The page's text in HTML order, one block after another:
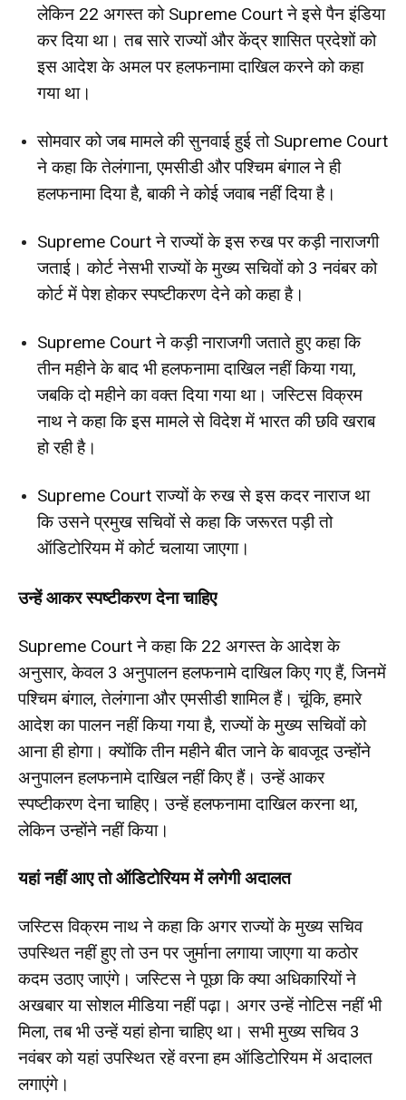
लेकिन 22 अगस्त को Supreme Court ने इसे पैन इंडिया
कर दिया था। तब सारे राज्यों और केंद्र शासित प्रदेशों को
इस आदेश के अमल पर हलफनामा दाखिल करने को कहा
गया था।
सोमवार को जब मामले की सुनवाई हुई तो Supreme Court
ने कहा कि तेलंगाना, एमसीडी और पश्चिम बंगाल ने ही
हलफनामा दिया है, बाकी ने कोई जवाब नहीं दिया है।
Supreme Court ने राज्यों के इस रुख पर कड़ी नाराजगी
जताई। कोर्ट नेसभी राज्यों के मुख्य सचिवों को 3 नवंबर को
कोर्ट में पेश होकर स्पष्टीकरण देने को कहा है।
Supreme Court ने कड़ी नाराजगी जताते हुए कहा कि
तीन महीने के बाद भी हलफनामा दाखिल नहीं किया गया,
जबकि दो महीने का वक्त दिया गया था। जस्टिस विक्रम
नाथ ने कहा कि इस मामले से विदेश में भारत की छवि खराब
हो रही है।
Supreme Court राज्यों के रुख से इस कदर नाराज था
कि उसने प्रमुख सचिवों से कहा कि जरूरत पड़ी तो
ऑडिटोरियम में कोर्ट चलाया जाएगा।
उन्हें आकर स्पष्टीकरण देना चाहिए
Supreme Court ने कहा कि 22 अगस्त के आदेश के
अनुसार, केवल 3 अनुपालन हलफनामे दाखिल किए गए हैं, जिनमें
पश्चिम बंगाल, तेलंगाना और एमसीडी शामिल हैं। चूंकि, हमारे
आदेश का पालन नहीं किया गया है, राज्यों के मुख्य सचिवों को
आना ही होगा। क्योंकि तीन महीने बीत जाने के बावजूद उन्होंने
अनुपालन हलफनामे दाखिल नहीं किए हैं। उन्हें आकर
स्पष्टीकरण देना चाहिए। उन्हें हलफनामा दाखिल करना था,
लेकिन उन्होंने नहीं किया।
यहां नहीं आए तो ऑडिटोरियम में लगेगी अदालत
जस्टिस विक्रम नाथ ने कहा कि अगर राज्यों के मुख्य सचिव
उपस्थित नहीं हुए तो उन पर जुर्माना लगाया जाएगा या कठोर
कदम उठाए जाएंगे। जस्टिस ने पूछा कि ⁠क्या अधिकारियों ने
अखबार या सोशल मीडिया नहीं पढ़ा। अगर उन्हें नोटिस नहीं भी
मिला, तब भी उन्हें यहां होना चाहिए था। ⁠सभी मुख्य सचिव 3
नवंबर को यहां उपस्थित रहें वरना हम ऑडिटोरियम में अदालत
लगाएंगे।